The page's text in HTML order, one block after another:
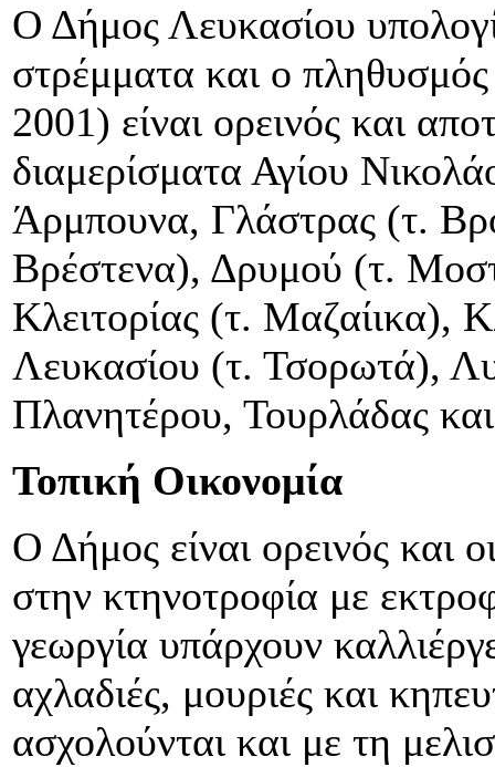
Ο Δήμος Λευκασίου
στρέμματα και ο
2001) είναι ορεινός και
διαμερίσματα Αγίου
Άρμπουνα, Γλάστρας (τ.
Βρέστενα), Δρυμού (τ.
Κλειτορίας (τ. Μαζαίικα),
Λευκασίου (τ. Τσορωτά),
Πλανητέρου, Τουρλάδας
Τοπική Οικονομία
Ο Δήμος είναι ορεινός και
στην κτηνοτροφία με
γεωργία υπάρχουν
αχλαδιές, μουριές και
ασχολούνται και με τη